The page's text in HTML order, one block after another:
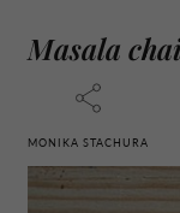
Masala
MONIKA STACHURA